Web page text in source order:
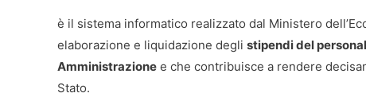
è il sistema informatico realizzato dal Ministero
elaborazione e liquidazione degli stipendi del
Amministrazione e che contribuisce a rendere
Stato.